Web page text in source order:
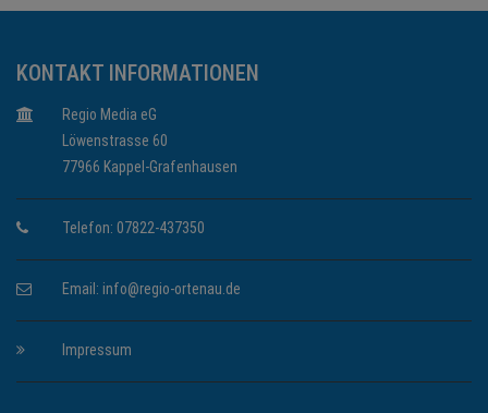
KONTAKT INFORMATIONEN
Regio Media eG
Löwenstrasse 60
77966 Kappel-Grafenhausen
Telefon: 07822-437350
Email: info@regio-ortenau.de
Impressum